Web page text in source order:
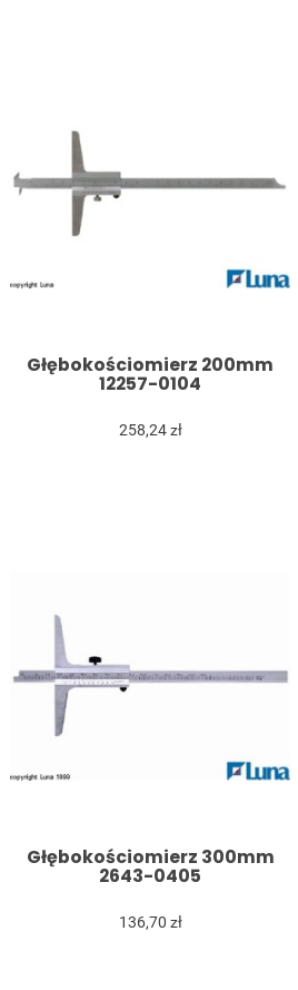
Głębokościomierz 200mm
12257-0104
258,24 zł
Głębokościomierz 300mm
2643-0405
136,70 zł